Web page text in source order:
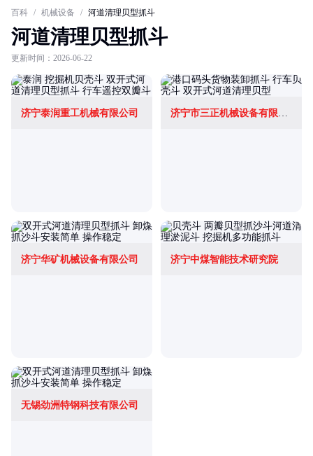
百科 / 机械设备 / 河道清理贝型抓斗
河道清理贝型抓斗
更新时间：2026-06-22
济宁泰润重工机械有限公司 济宁市三正机械设备有限公司
济宁华矿机械设备有限公司 济宁中煤智能技术研究院
无锡劲洲特钢科技有限公司